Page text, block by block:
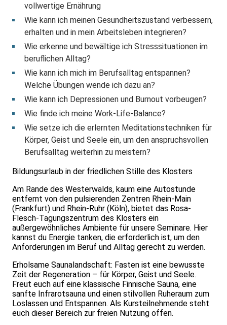
vollwertige Ernährung
Wie kann ich meinen Gesundheitszustand verbessern,
erhalten und in mein Arbeitsleben integrieren?
Wie erkenne und bewältige ich Stresssituationen im
beruflichen Alltag?
Wie kann ich mich im Berufsalltag entspannen?
Welche Übungen wende ich dazu an?
Wie kann ich Depressionen und Burnout vorbeugen?
Wie finde ich meine Work-Life-Balance?
Wie setze ich die erlernten Meditationstechniken für
Körper, Geist und Seele ein, um den anspruchsvollen
Berufsalltag weiterhin zu meistern?
Bildungsurlaub in der friedlichen Stille des Klosters
Am Rande des Westerwalds, kaum eine Autostunde
entfernt von den pulsierenden Zentren Rhein-Main
(Frankfurt) und Rhein-Ruhr (Köln), bietet das Rosa-
Flesch-Tagungszentrum des Klosters ein
außergewöhnliches Ambiente für unsere Seminare. Hier
kannst du Energie tanken, die erforderlich ist, um den
Anforderungen im Beruf und Alltag gerecht zu werden.
Erholsame Saunalandschaft: Fasten ist eine bewusste
Zeit der Regeneration – für Körper, Geist und Seele.
Freut euch auf eine klassische Finnische Sauna, eine
sanfte Infrarotsauna und einen stilvollen Ruheraum zum
Loslassen und Entspannen. Als Kursteilnehmende steht
euch dieser Bereich zur freien Nutzung offen.